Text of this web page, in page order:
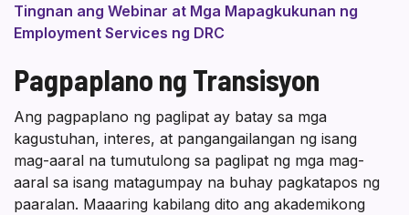
Tingnan ang Webinar at Mga Mapagkukunan ng
Employment Services ng DRC
Pagpaplano ng Transisyon
Ang pagpaplano ng paglipat ay batay sa mga
kagustuhan, interes, at pangangailangan ng isang
mag-aaral na tumutulong sa paglipat ng mga mag-
aaral sa isang matagumpay na buhay pagkatapos ng
paaralan. Maaaring kabilang dito ang akademikong